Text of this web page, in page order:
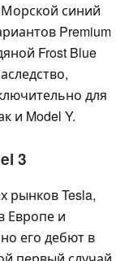
синий
Premium
Frost Blue
для
и Model Y.
3
рынков Tesla,
Европе и
его дебют в